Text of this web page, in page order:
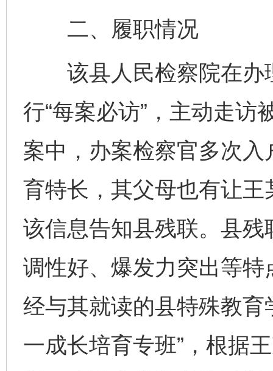
二、履职情况
该县人民检察院在办
行“每案必访”，主动走访
案中，办案检察官多次
育特长，其父母也有让
该信息告知县残联。县
调性好、爆发力突出等
经与其就读的县特殊教育
一成长培育专班”，根据